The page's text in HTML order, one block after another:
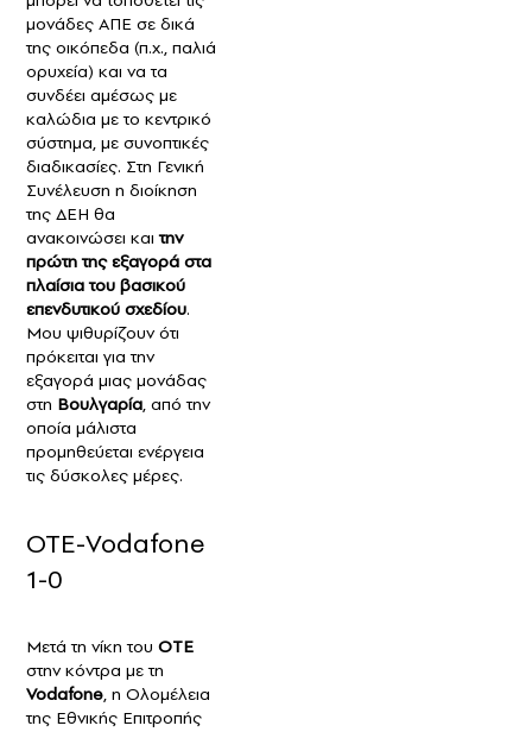
μονάδες ΑΠΕ σε δικά
της οικόπεδα (π.χ., παλιά
ορυχεία) και να τα
συνδέει αμέσως με
καλώδια με το κεντρικό
σύστημα, με συνοπτικές
διαδικασίες. Στη Γενική
Συνέλευση η διοίκηση
της ΔΕΗ θα
ανακοινώσει καιτην
πρώτη της εξαγορά στα
πλαίσια του βασικού
επενδυτικού σχεδίου.
Μου ψιθυρίζουν ότι
πρόκειται για την
εξαγορά μιας μονάδας
στη Βουλγαρία, από την
οποία μάλιστα
προμηθεύεται ενέργεια
τις δύσκολες μέρες.
ΟΤΕ-Vodafone
1-0
Μετά τη νίκη του ΟΤΕ
στην κόντρα με τη
Vodafone, η Ολομέλεια
της Εθνικής Επιτροπής